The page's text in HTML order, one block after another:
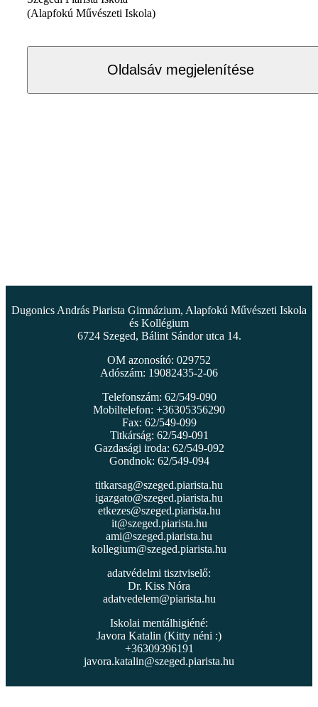
(Alapfokú Művészeti Iskola)
Oldalsáv megjelenítése
Dugonics András Piarista Gimnázium, Alapfokú Művészeti Iskola
és Kollégium
6724 Szeged, Bálint Sándor utca 14.
OM azonosító: 029752
Adószám: 19082435-2-06
Telefonszám: 62/549-090
Mobiltelefon: +36305356290
Fax: 62/549-099
Titkárság: 62/549-091
Gazdasági iroda: 62/549-092
Gondnok: 62/549-094
titkarsag@szeged.piarista.hu
igazgato@szeged.piarista.hu
etkezes@szeged.piarista.hu
it@szeged.piarista.hu
ami@szeged.piarista.hu
kollegium@szeged.piarista.hu
adatvédelmi tisztviselő:
Dr. Kiss Nóra
adatvedelem@piarista.hu
Iskolai mentálhigiéné:
Javora Katalin (Kitty néni :)
+36309396191
javora.katalin@szeged.piarista.hu